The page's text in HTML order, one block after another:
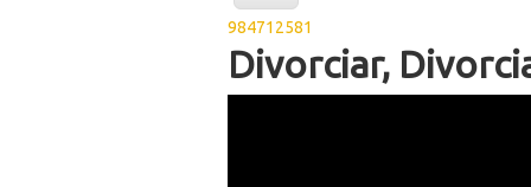
984712581
Divorciar,